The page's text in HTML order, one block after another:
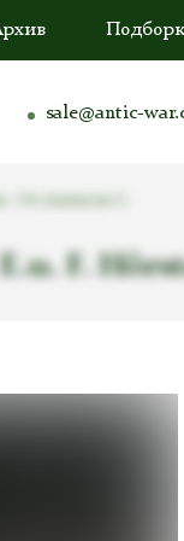
sale@antic-
F.